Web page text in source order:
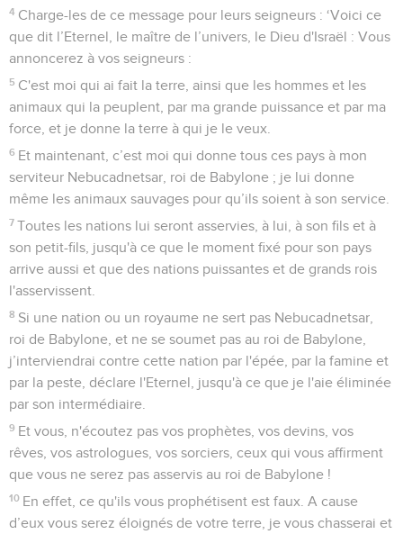
4 Charge-les de ce message pour leurs seigneurs : ‘Voici ce
que dit l’Eternel, le maître de l’univers, le Dieu d'Israël : Vous
annoncerez à vos seigneurs :
5 C'est moi qui ai fait la terre, ainsi que les hommes et les
animaux qui la peuplent, par ma grande puissance et par ma
force, et je donne la terre à qui je le veux.
6 Et maintenant, c’est moi qui donne tous ces pays à mon
serviteur Nebucadnetsar, roi de Babylone ; je lui donne
même les animaux sauvages pour qu’ils soient à son service.
7 Toutes les nations lui seront asservies, à lui, à son fils et à
son petit-fils, jusqu'à ce que le moment fixé pour son pays
arrive aussi et que des nations puissantes et de grands rois
l'asservissent.
8 Si une nation ou un royaume ne sert pas Nebucadnetsar,
roi de Babylone, et ne se soumet pas au roi de Babylone,
j’interviendrai contre cette nation par l'épée, par la famine et
par la peste, déclare l'Eternel, jusqu'à ce que je l'aie éliminée
par son intermédiaire.
9 Et vous, n'écoutez pas vos prophètes, vos devins, vos
rêves, vos astrologues, vos sorciers, ceux qui vous affirment
que vous ne serez pas asservis au roi de Babylone !
10 En effet, ce qu'ils vous prophétisent est faux. A cause
d’eux vous serez éloignés de votre terre, je vous chasserai et